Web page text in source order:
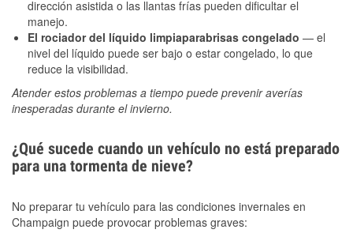
dirección asistida o las llantas frías pueden dificultar el
manejo.
El rociador del líquido limpiaparabrisas congelado — el
nivel del líquido puede ser bajo o estar congelado, lo que
reduce la visibilidad.
Atender estos problemas a tiempo puede prevenir averías
inesperadas durante el invierno.
¿Qué sucede cuando un vehículo no está preparado
para una tormenta de nieve?
No preparar tu vehículo para las condiciones invernales en
Champaign puede provocar problemas graves: